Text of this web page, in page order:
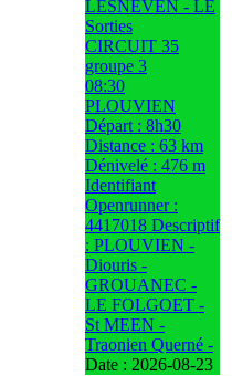
LESNEVEN - LE
Sorties
CIRCUIT 35
groupe 3
08:30
PLOUVIEN
Départ : 8h30
Distance : 63 km
Dénivelé : 476 m
Identifiant
Openrunner :
4417018 Descriptif
: PLOUVIEN -
Diouris -
GROUANEC -
LE FOLGOET -
St MEEN -
Traonien Querné -
Date : 2026-08-23